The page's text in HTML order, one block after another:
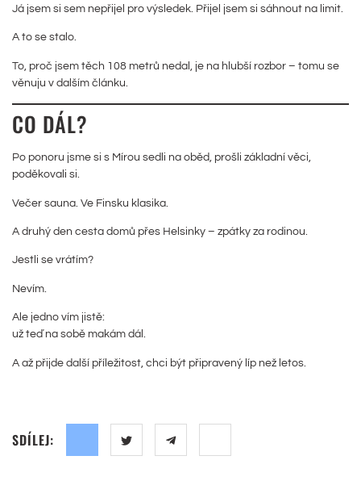
Já jsem si sem nepřijel pro výsledek. Přijel jsem si sáhnout na limit.
A to se stalo.
To, proč jsem těch 108 metrů nedal, je na hlubší rozbor – tomu se
věnuju v dalším článku.
CO DÁL?
Po ponoru jsme si s Mírou sedli na oběd, prošli základní věci,
poděkovali si.
Večer sauna. Ve Finsku klasika.
A druhý den cesta domů přes Helsinky – zpátky za rodinou.
Jestli se vrátím?
Nevím.
Ale jedno vím jistě:
už teď na sobě makám dál.
A až přijde další příležitost, chci být připravený líp než letos.
SDÍLEJ: